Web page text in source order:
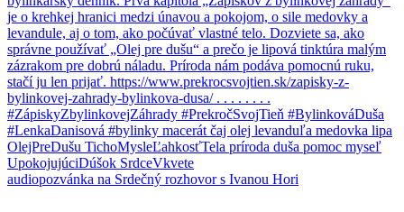
audiopozvánka na Srdečný rozhovor s Ivanou Hori